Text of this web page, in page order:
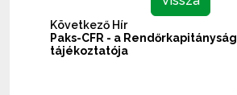
Következő Hír
Paks-CFR - a Rendőrkapitányság
tájékoztatója